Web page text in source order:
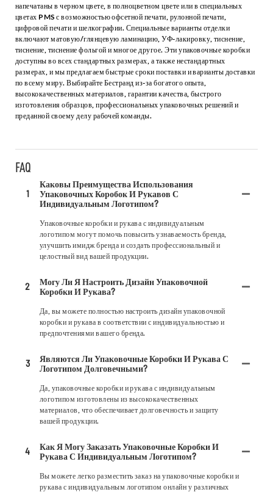
напечатаны в черном цвете, в полноцветном цвете или в специальных
цветах PMS с возможностью офсетной печати, рулонной печати,
цифровой печати и шелкографии. Специальные варианты отделки
включают матовую/глянцевую ламинацию, УФ-лакировку, тиснение,
тиснение, тиснение фольгой и многое другое. Эти упаковочные коробки
доступны во всех стандартных размерах, а также нестандартных
размерах, и мы предлагаем быстрые сроки поставки и варианты доставки
по всему миру. Выбирайте Бестранд из-за богатого опыта,
высококачественных материалов, гарантии качества, быстрого
изготовления образцов, профессиональных упаковочных решений и
преданной своему делу рабочей команды.
FAQ
1
Каковы Преимущества Использования
Упаковочных Коробок И Рукавов С
Индивидуальным Логотипом?
Упаковочные коробки и рукава с индивидуальным
логотипом могут помочь повысить узнаваемость бренда,
улучшить имидж бренда и создать профессиональный и
целостный вид вашей продукции.
2
Могу Ли Я Настроить Дизайн Упаковочной
Коробки И Рукава?
Да, вы можете полностью настроить дизайн упаковочной
коробки и рукава в соответствии с индивидуальностью и
предпочтениями вашего бренда.
3
Являются Ли Упаковочные Коробки И Рукава С
Логотипом Долговечными?
Да, упаковочные коробки и рукава с индивидуальным
логотипом изготовлены из высококачественных
материалов, что обеспечивает долговечность и защиту
вашей продукции.
4
Как Я Могу Заказать Упаковочные Коробки И
Рукава С Индивидуальным Логотипом?
Вы можете легко разместить заказ на упаковочные коробки и
рукава с индивидуальным логотипом онлайн у различных